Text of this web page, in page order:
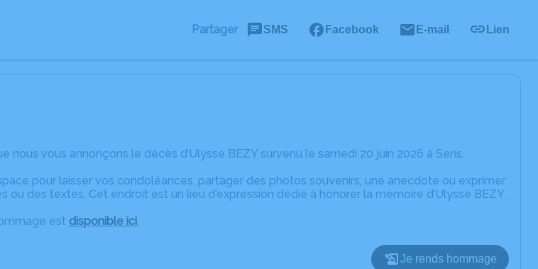
Partager SMS Facebook E-mail Lien
nous vous annonçons le décès d’Ulysse BEZY survenu le samedi 20 juin 2026 à Sens.
pour laisser vos condoléances, partager des photos souvenirs, une anecdote ou exprimer
ou des textes. Cet endroit est un lieu d'expression dédié à honorer la mémoire d’Ulysse BEZY.
est disponible ici.
Je rends hommage